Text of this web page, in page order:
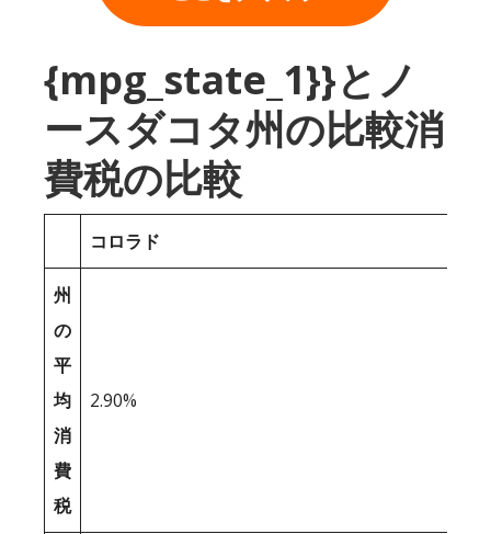
{mpg_state_1}}とノ
ースダコタ州の比較消
費税の比較
コロラド
州
の
平
均
消
費
税
2.90%